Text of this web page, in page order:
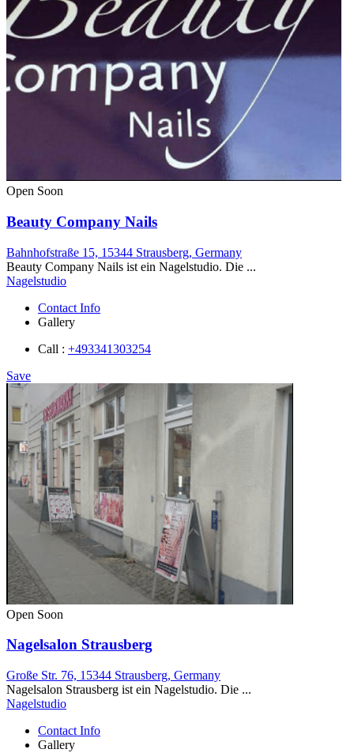
Open Soon
Beauty Company Nails
Bahnhofstraße 15, 15344 Strausberg, Germany
Beauty Company Nails ist ein Nagelstudio. Die ...
Nagelstudio
Contact Info
Gallery
Call : +493341303254
Save
Open Soon
Nagelsalon Strausberg
Große Str. 76, 15344 Strausberg, Germany
Nagelsalon Strausberg ist ein Nagelstudio. Die ...
Nagelstudio
Contact Info
Gallery